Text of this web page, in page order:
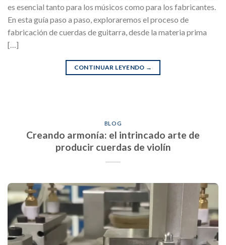
es esencial tanto para los músicos como para los fabricantes.
En esta guía paso a paso, exploraremos el proceso de
fabricación de cuerdas de guitarra, desde la materia prima
[…]
CONTINUAR LEYENDO →
BLOG
Creando armonía: el intrincado arte de
producir cuerdas de violín